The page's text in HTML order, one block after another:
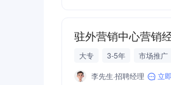
驻外营销中心营销
大专 3-5年 市场推广
李先生·招聘经理
立